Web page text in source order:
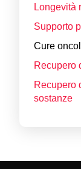
Longevità
Supporto
Cure
Recupero
Recupero
sostanze